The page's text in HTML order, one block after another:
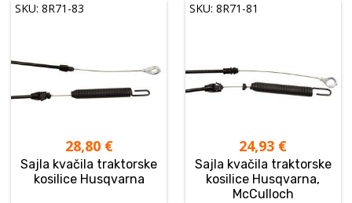
SKU: 8R71-83
28,80 €
Sajla kvačila traktorske
kosilice Husqvarna
SKU: 8R71-81
24,93 €
Sajla kvačila traktorske
kosilice Husqvarna,
McCulloch